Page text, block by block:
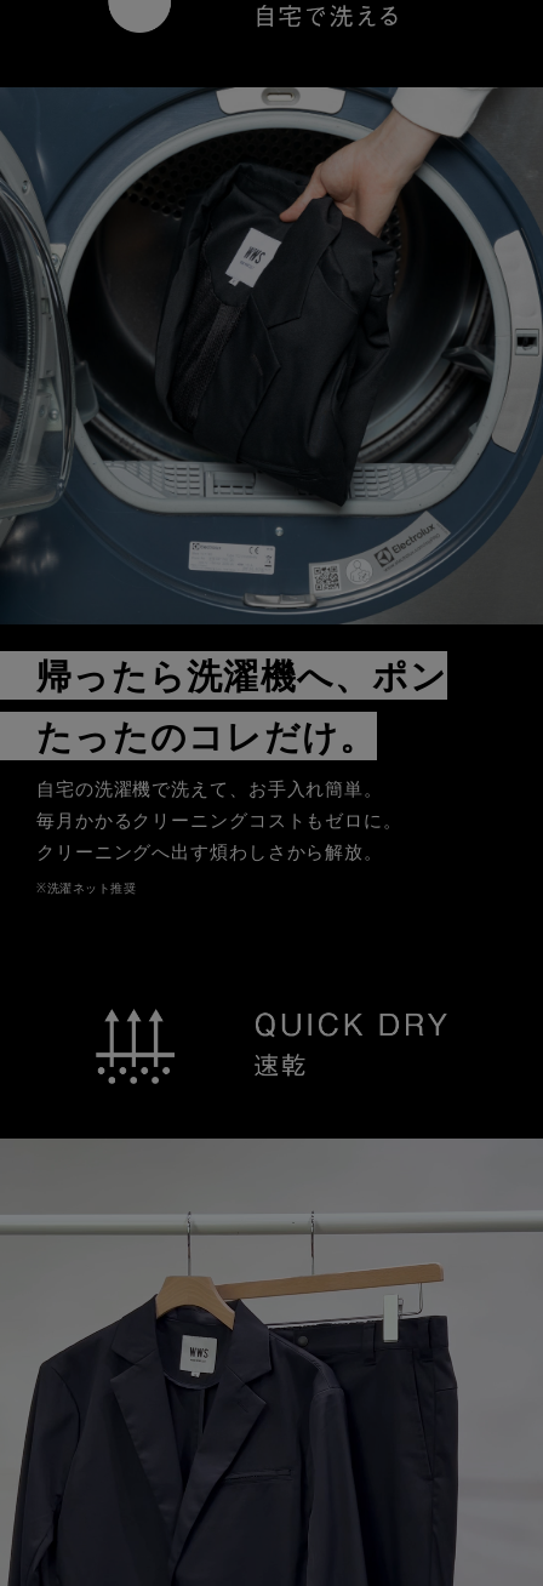
帰ったら洗濯機へ、ポン
たったのコレだけ。
自宅の洗濯機で洗えて、お手入れ簡単。
毎月かかるクリーニングコストもゼロに。
クリーニングへ出す煩わしさから解放。
※洗濯ネット推奨